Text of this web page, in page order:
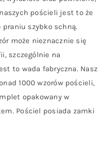
pościeli jest to że
szybko schną.
może nieznacznie się
szczególnie na
to wada fabryczna. Nasz
1000 wzorów pościeli,
opakowany w
Pościel posiada zamki